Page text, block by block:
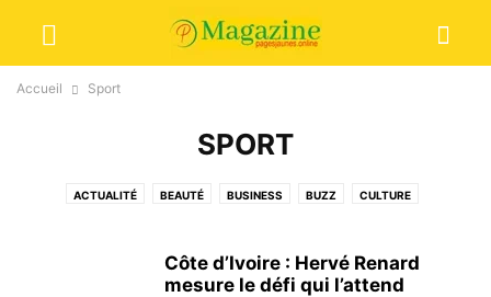
Accueil Sport
SPORT
ACTUALITÉ BEAUTÉ BUSINESS BUZZ CULTURE
SANTÉ
Côte d’Ivoire : Hervé Renard
mesure le défi qui l’attend